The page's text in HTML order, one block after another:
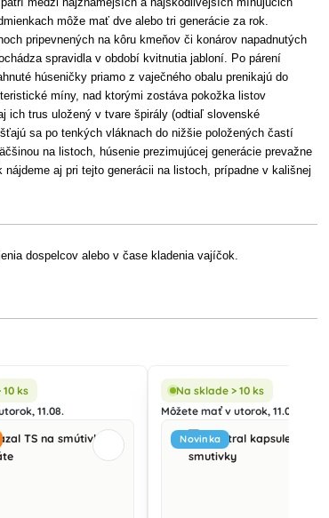
môže mať dve alebo tri generácie za rok.
pripevnených na kôru kmeňov či konárov napadnutých
spravidla v období kvitnutia jabloní. Po párení
húseničky priamo z vaječného obalu prenikajú do
míny, nad ktorými zostáva pokožka listov
ich trus uložený v tvare špirály (odtiaľ slovenské
sa po tenkých vláknach do nižšie položených častí
na listoch, húsenie prezimujúcej generácie prevažne
aj pri tejto generácii na listoch, prípadne v kališnej
dospelcov alebo v čase kladenia vajíčok.
ks
11.08.
Na sklade > 10 ks
Môžete mať v utorok, 11.08.
Novinka